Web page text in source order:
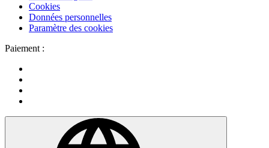
Cookies
Données personnelles
Paramètre des cookies
Paiement :